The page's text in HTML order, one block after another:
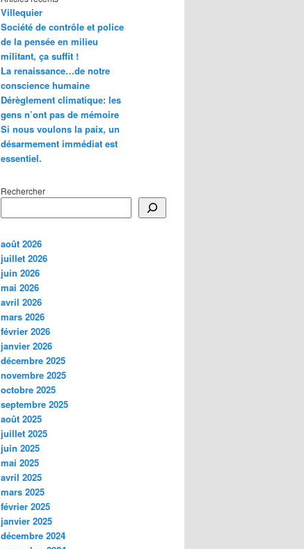
Villequier
Société de contrôle et police
de la pensée en milieu
militant, ça suffit !
La renaissance…de notre
conscience humaine
Dérèglement climatique: les
gens n’ont pas de mémoire
Si nous voulons la paix, un
désarmement immédiat est
essentiel.
Rechercher
août 2026
juillet 2026
juin 2026
mai 2026
avril 2026
mars 2026
février 2026
janvier 2026
décembre 2025
novembre 2025
octobre 2025
septembre 2025
août 2025
juillet 2025
juin 2025
mai 2025
avril 2025
mars 2025
février 2025
janvier 2025
décembre 2024